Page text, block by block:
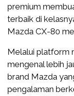
premium
terbaik di
Mazda CX-80
Melalui platform
mengenal lebih
brand Mazda
pengalaman